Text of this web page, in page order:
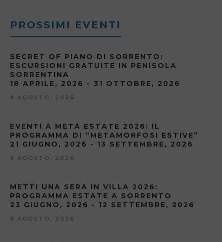
PROSSIMI EVENTI
SECRET OF PIANO DI SORRENTO:
ESCURSIONI GRATUITE IN PENISOLA
SORRENTINA
18 APRILE, 2026 - 31 OTTOBRE, 2026
8 AGOSTO, 2026
EVENTI A META ESTATE 2026: IL
PROGRAMMA DI “METAMORFOSI ESTIVE”
21 GIUGNO, 2026 - 13 SETTEMBRE, 2026
8 AGOSTO, 2026
METTI UNA SERA IN VILLA 2026:
PROGRAMMA ESTATE A SORRENTO
23 GIUGNO, 2026 - 12 SETTEMBRE, 2026
8 AGOSTO, 2026